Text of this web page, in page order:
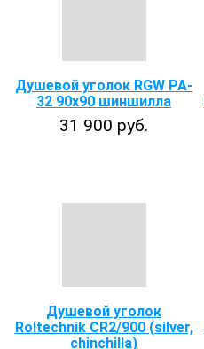
Душевой уголок RGW PA-
32 90x90 шиншилла
31 900 руб.
Душевой уголок
Roltechnik CR2/900 (silver,
chinchilla)